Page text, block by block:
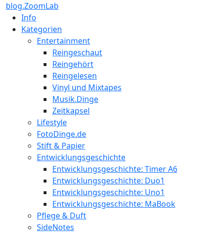
blog.ZoomLab
Info
Kategorien
Entertainment
Reingeschaut
Reingehört
Reingelesen
Vinyl und Mixtapes
Musik.Dinge
Zeitkapsel
Lifestyle
FotoDinge.de
Stift & Papier
Entwicklungsgeschichte
Entwicklungsgeschichte: Timer A6
Entwicklungsgeschichte: Duo1
Entwicklungsgeschichte: Uno1
Entwicklungsgeschichte: MaBook
Pflege & Duft
SideNotes